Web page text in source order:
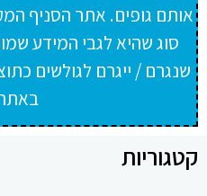
אותם גופים. אתר הסניף
סוג שהיא לגבי המידע
שנגרם / ייגרם לגולשים
קטגוריות